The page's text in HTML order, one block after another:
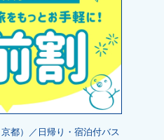
都）／日帰り・宿泊付バス